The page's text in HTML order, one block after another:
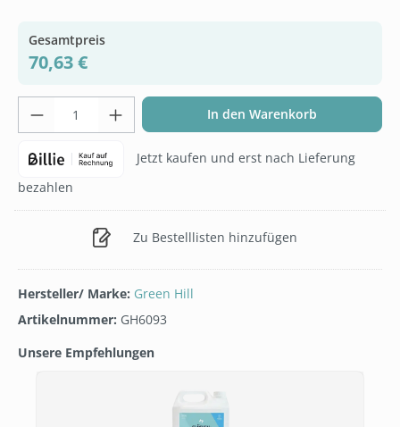
Gesamtpreis
70,63 €
Produkt Anzahl: Gib den gewünschten
In den Warenkorb
Jetzt kaufen und erst nach Lieferung
bezahlen
Zu Bestelllisten hinzufügen
Hersteller/ Marke: Green Hill
Artikelnummer: GH6093
Unsere Empfehlungen